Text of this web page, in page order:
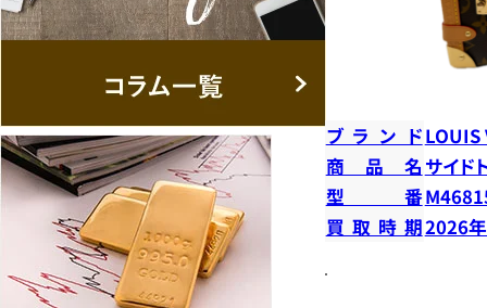
ブランドLOUIS
商品名 サイド
型番
買取時期2026